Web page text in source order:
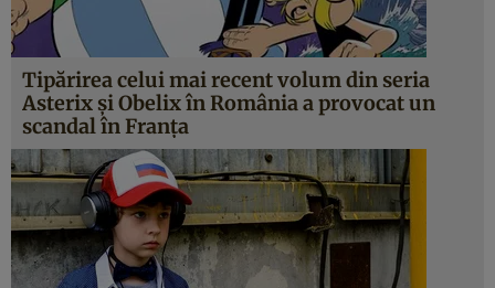
Tipărirea celui mai recent volum din seria
Asterix şi Obelix în România a provocat un
scandal în Franţa